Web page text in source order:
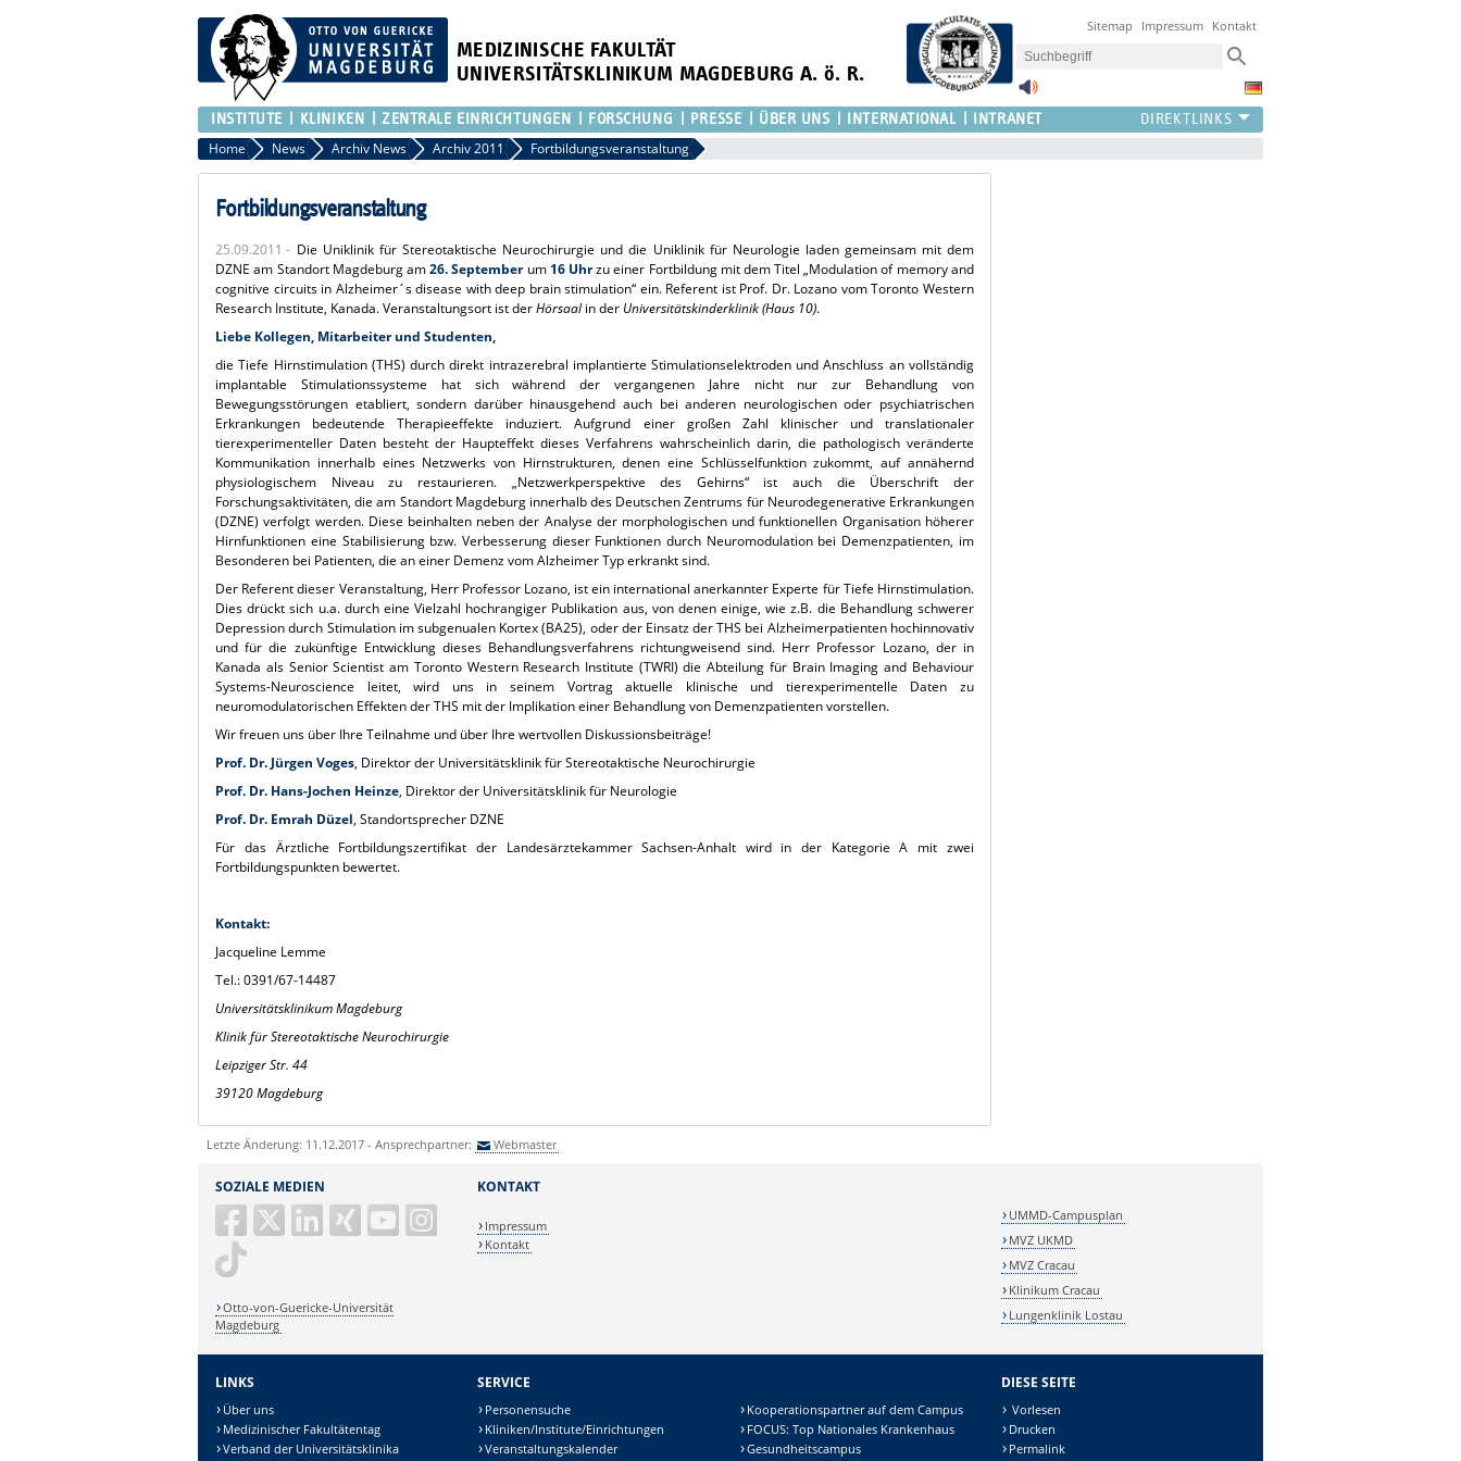
MEDIZINISCHE FAKULTÄT
UNIVERSITÄTSKLINIKUM MAGDEBURG A. ö. R.
Sitemap Impressum Kontakt
INSTITUTE KLINIKEN ZENTRALE EINRICHTUNGEN FORSCHUNG PRESSE ÜBER UNS INTERNATIONAL INTRANET
Home News Archiv News Archiv 2011 Fortbildungsveranstaltung
Fortbildungsveranstaltung
25.09.2011 - Die Uniklinik für Stereotaktische Neurochirurgie und die Uniklinik für Neurologie laden gemeinsam mit dem
DZNE am Standort Magdeburg am26. Septemberum 16 Uhrzu einer Fortbildung mit dem Titel „Modulation of memory and
cognitive circuits in Alzheimer´s disease with deep brain stimulation“ ein. Referent ist Prof. Dr. Lozano vom Toronto Western
Research Institute, Kanada. Veranstaltungsort ist derHörsaalin der Universitätskinderklinik (Haus 10).
Liebe Kollegen, Mitarbeiter und Studenten,
die Tiefe Hirnstimulation (THS) durch direkt intrazerebral implantierte Stimulationselektroden und Anschluss an vollständig
implantable Stimulationssysteme hat sich während der vergangenen Jahre nicht nur zur Behandlung von
Bewegungsstörungen etabliert, sondern darüber hinausgehend auch bei anderen neurologischen oder psychiatrischen
Erkrankungen bedeutende Therapieeffekte induziert. Aufgrund einer großen Zahl klinischer und translationaler
tierexperimenteller Daten besteht der Haupteffekt dieses Verfahrens wahrscheinlich darin, die pathologisch veränderte
Kommunikation innerhalb eines Netzwerks von Hirnstrukturen, denen eine Schlüsselfunktion zukommt, auf annähernd
physiologischem Niveau zu restaurieren. „Netzwerkperspektive des Gehirns“ ist auch die Überschrift der
Forschungsaktivitäten, die am Standort Magdeburg innerhalb des Deutschen Zentrums für Neurodegenerative Erkrankungen
(DZNE) verfolgt werden. Diese beinhalten neben der Analyse der morphologischen und funktionellen Organisation höherer
Hirnfunktionen eine Stabilisierung bzw. Verbesserung dieser Funktionen durch Neuromodulation bei Demenzpatienten, im
Besonderen bei Patienten, die an einer Demenz vom Alzheimer Typ erkrankt sind.
Der Referent dieser Veranstaltung, Herr Professor Lozano, ist ein international anerkannter Experte für Tiefe Hirnstimulation.
Dies drückt sich u.a. durch eine Vielzahl hochrangiger Publikation aus, von denen einige, wie z.B. die Behandlung schwerer
Depression durch Stimulation im subgenualen Kortex (BA25), oder der Einsatz der THS bei Alzheimerpatienten hochinnovativ
und für die zukünftige Entwicklung dieses Behandlungsverfahrens richtungweisend sind. Herr Professor Lozano, der in
Kanada als Senior Scientist am Toronto Western Research Institute (TWRI) die Abteilung für Brain Imaging and Behaviour
Systems-Neuroscience leitet, wird uns in seinem Vortrag aktuelle klinische und tierexperimentelle Daten zu
neuromodulatorischen Effekten der THS mit der Implikation einer Behandlung von Demenzpatienten vorstellen.
Wir freuen uns über Ihre Teilnahme und über Ihre wertvollen Diskussionsbeiträge!
Prof. Dr. Jürgen Voges, Direktor der Universitätsklinik für Stereotaktische Neurochirurgie
Prof. Dr. Hans-Jochen Heinze, Direktor der Universitätsklinik für Neurologie
Prof. Dr. Emrah Düzel, Standortsprecher DZNE
Für das Ärztliche Fortbildungszertifikat der Landesärztekammer Sachsen-Anhalt wird in der Kategorie A mit zwei
Fortbildungspunkten bewertet.
Kontakt:
Jacqueline Lemme
Tel.: 0391/67-14487
Universitätsklinikum Magdeburg
Klinik für Stereotaktische Neurochirurgie
Leipziger Str. 44
39120 Magdeburg
Letzte Änderung: 11.12.2017 - Ansprechpartner: Webmaster
SOZIALE MEDIEN
Otto-von-Guericke-Universität
Magdeburg
KONTAKT
Impressum
Kontakt
UMMD-Campusplan
MVZ UKMD
MVZ Cracau
Klinikum Cracau
Lungenklinik Lostau
LINKS
Über uns
Medizinischer Fakultätentag
Verband der Universitätsklinika
SERVICE
Personensuche
Kliniken/Institute/Einrichtungen
Veranstaltungskalender
Kooperationspartner auf dem Campus
FOCUS: Top Nationales Krankenhaus
Gesundheitscampus
DIESE SEITE
Vorlesen
Drucken
Permalink